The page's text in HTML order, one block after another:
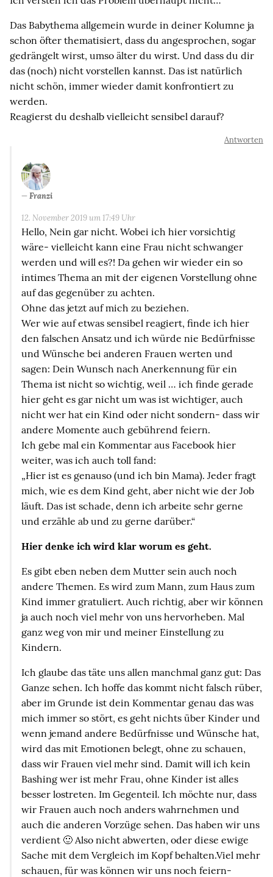
Das Babythema allgemein wurde in deiner Kolumne ja
schon öfter thematisiert, dass du angesprochen, sogar
gedrängelt wirst, umso älter du wirst. Und dass du dir
das (noch) nicht vorstellen kannst. Das ist natürlich
nicht schön, immer wieder damit konfrontiert zu
werden.
Reagierst du deshalb vielleicht sensibel darauf?
Antworten
Franzi
12. November 2019 um 17:49 Uhr
Hello, Nein gar nicht. Wobei ich hier vorsichtig
wäre- vielleicht kann eine Frau nicht schwanger
werden und will es?! Da gehen wir wieder ein so
intimes Thema an mit der eigenen Vorstellung ohne
auf das gegenüber zu achten.
Ohne das jetzt auf mich zu beziehen.
Wer wie auf etwas sensibel reagiert, finde ich hier
den falschen Ansatz und ich würde nie Bedürfnisse
und Wünsche bei anderen Frauen werten und
sagen: Dein Wunsch nach Anerkennung für ein
Thema ist nicht so wichtig, weil … ich finde gerade
hier geht es gar nicht um was ist wichtiger, auch
nicht wer hat ein Kind oder nicht sondern- dass wir
andere Momente auch gebührend feiern.
Ich gebe mal ein Kommentar aus Facebook hier
weiter, was ich auch toll fand:
„Hier ist es genauso (und ich bin Mama). Jeder fragt
mich, wie es dem Kind geht, aber nicht wie der Job
läuft. Das ist schade, denn ich arbeite sehr gerne
und erzähle ab und zu gerne darüber.“
Hier denke ich wird klar worum es geht.
Es gibt eben neben dem Mutter sein auch noch
andere Themen. Es wird zum Mann, zum Haus zum
Kind immer gratuliert. Auch richtig, aber wir können
ja auch noch viel mehr von uns hervorheben. Mal
ganz weg von mir und meiner Einstellung zu
Kindern.
Ich glaube das täte uns allen manchmal ganz gut: Das
Ganze sehen. Ich hoffe das kommt nicht falsch rüber,
aber im Grunde ist dein Kommentar genau das was
mich immer so stört, es geht nichts über Kinder und
wenn jemand andere Bedürfnisse und Wünsche hat,
wird das mit Emotionen belegt, ohne zu schauen,
dass wir Frauen viel mehr sind. Damit will ich kein
Bashing wer ist mehr Frau, ohne Kinder ist alles
besser lostreten. Im Gegenteil. Ich möchte nur, dass
wir Frauen auch noch anders wahrnehmen und
auch die anderen Vorzüge sehen. Das haben wir uns
verdient 🙂 Also nicht abwerten, oder diese ewige
Sache mit dem Vergleich im Kopf behalten.Viel mehr
schauen, für was können wir uns noch feiern-